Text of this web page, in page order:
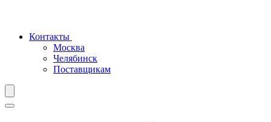
Контакты
Москва
Челябинск
Поставщикам